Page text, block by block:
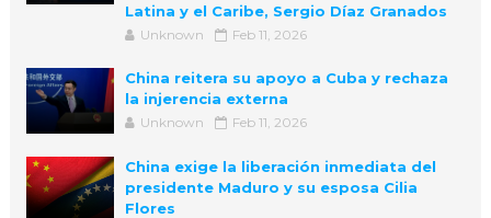
Latina y el Caribe, Sergio Díaz Granados
Unknown Feb 11, 2026
China reitera su apoyo a Cuba y rechaza
la injerencia externa
Unknown Feb 11, 2026
China exige la liberación inmediata del
presidente Maduro y su esposa Cilia
Flores